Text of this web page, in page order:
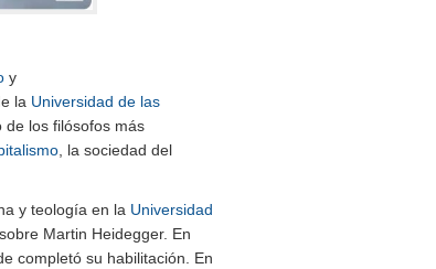
y
la Universidad de las
de los filósofos más
, la sociedad del
y teología en la Universidad
Martin Heidegger. En
completó su habilitación. En